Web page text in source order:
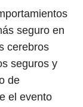
seguro en
cerebros
seguros y
de
el evento